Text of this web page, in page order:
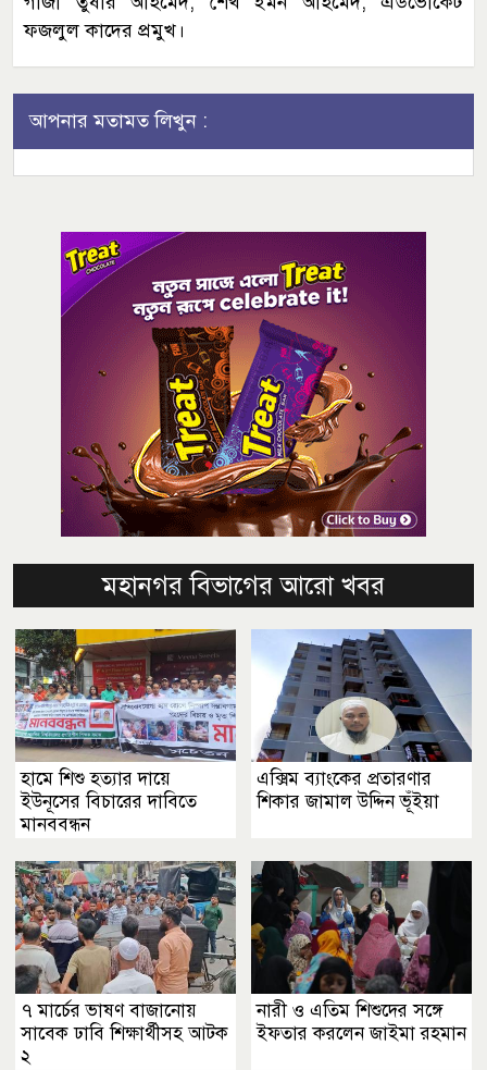
ফজলুল কাদের প্রমুখ।
আপনার মতামত লিখুন :
মহানগর বিভাগের আরো খবর
হামে শিশু হত্যার দায়ে
ইউনূসের বিচারের দাবিতে
মানববন্ধন
এক্সিম ব্যাংকের প্রতারণার
শিকার জামাল উদ্দিন ভূঁইয়া
৭ মার্চের ভাষণ বাজানোয়
সাবেক ঢাবি শিক্ষার্থীসহ আটক
২
নারী ও এতিম শিশুদের সঙ্গে
ইফতার করলেন জাইমা রহমান